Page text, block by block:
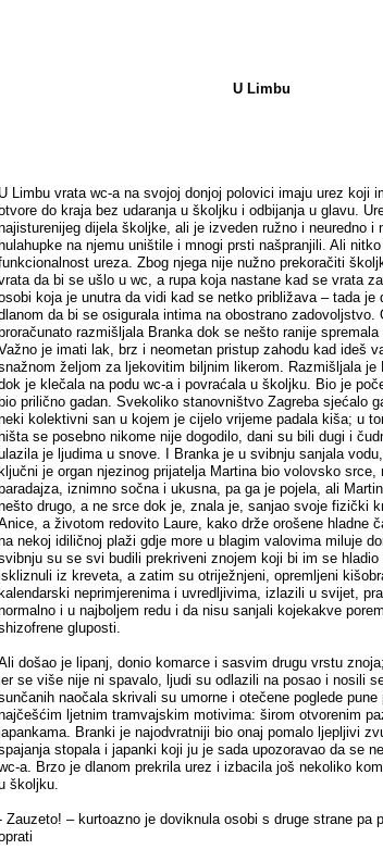
U Limbu
U Limbu vrata wc-a na svojoj donjoj polovici imaju urez koji
do kraja bez udaranja u školjku i odbijanja u glavu.
dijela školjke, ali je izveden ružno i neuredno i
hulahupke na njemu uništile i mnogi prsti našpranjili. Ali
ureza. Zbog njega nije nužno prekoračiti
da bi se ušlo u wc, a rupa koja nastane kad se vrata
koja je unutra da vidi kad se netko približava – tada je
da bi se osigurala intima na obostrano zadovoljstvo.
razmišljala Branka dok se nešto ranije
je imati lak, brz i neometan pristup zahodu kad ideš
željom za ljekovitim biljnim likerom. Razmišljala je
je klečala na podu wc-a i povraćala u školjku. Bio je
bio prilično gadan. Svekoliko stanovništvo Zagreba sjećalo
kolektivni san u kojem je cijelo vrijeme padala kiša; u
se posebno nikome nije dogodilo, dani su bili dugi i
je ljudima u snove. I Branka je u svibnju sanjala
ključni je organ njezinog prijatelja Martina bio volovsko srce,
iznimno sočna i ukusna, pa ga je pojela, ali
drugo, a ne srce dok je, znala je, sanjao svoje fizički
a životom redovito Laure, kako drže orošene hladne
nekoj idiličnoj plaži gdje more u blagim valovima miluje
su se svi budili prekriveni znojem koji bi im se
iz kreveta, a zatim su otriježnjeni, opremljeni
kalendarski neprimjerenima i uvredljivima, izlazili u svijet,
i u najboljem redu i da nisu sanjali kojekakve
gluposti.
došao je lipanj, donio komarce i sasvim drugu vrstu
se više nije ni spavalo, ljudi su odlazili na posao i nosili
naočala skrivali su umorne i otečene poglede pune
ljetnim tramvajskim motivima: širom otvorenim
Branki je najodvratniji bio onaj pomalo ljepljivi
stopala i japanki koji ju je sada upozoravao da se
a. Brzo je dlanom prekrila urez i izbacila još nekoliko
školjku.
Zauzeto! – kurtoazno je doviknula osobi s druge strane pa